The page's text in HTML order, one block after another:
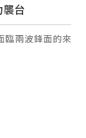
襲台
臨兩波鋒面的來